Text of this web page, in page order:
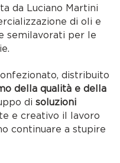
da Luciano Martini
di oli e
semilavorati per le
distribuito
della qualità e della
disoluzioni
e creativo il lavoro
continuare a stupire